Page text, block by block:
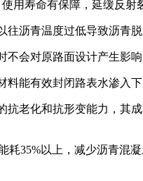
用寿命有保障，延缓反射
沥青温度过低导致沥青
会对原路面设计产生影
能有效封闭路表水渗入
老化和抗形变能力，其
35%以上，减少沥青混